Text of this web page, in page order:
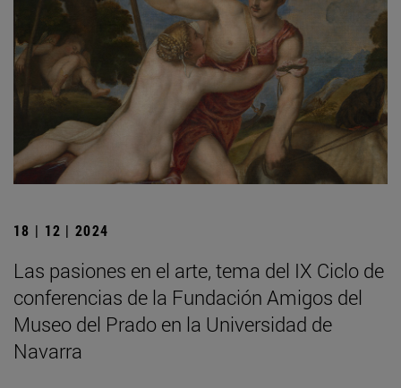
18 | 12 | 2024
Las pasiones en el arte, tema del IX Ciclo de
conferencias de la Fundación Amigos del
Museo del Prado en la Universidad de
Navarra